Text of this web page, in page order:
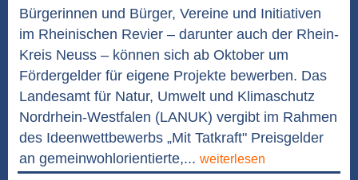
Bürgerinnen und Bürger, Vereine und Initiativen
im Rheinischen Revier – darunter auch der Rhein-
Kreis Neuss – können sich ab Oktober um
Fördergelder für eigene Projekte bewerben. Das
Landesamt für Natur, Umwelt und Klimaschutz
Nordrhein-Westfalen (LANUK) vergibt im Rahmen
des Ideenwettbewerbs „Mit Tatkraft" Preisgelder
an gemeinwohlorientierte,... weiterlesen